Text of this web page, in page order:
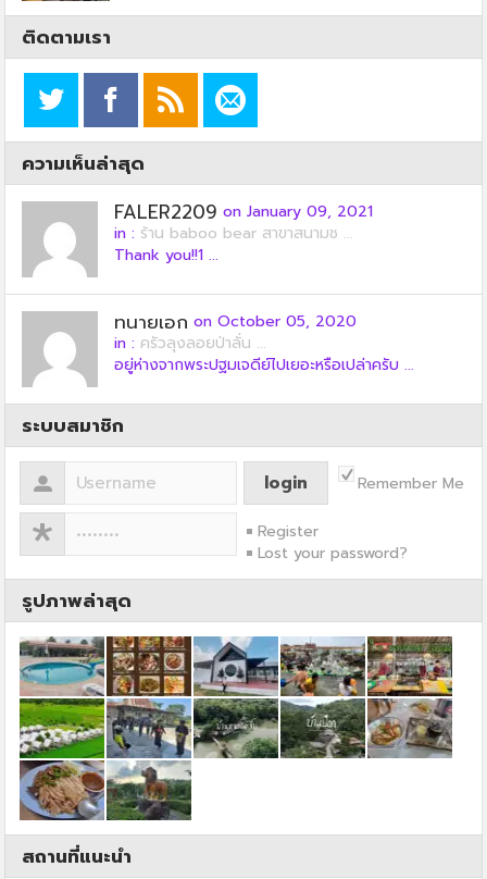
ติดตามเรา
ความเห็นล่าสุด
FALER2209 on January 09, 2021
in : ร้าน baboo bear สาขาสนามช ...
Thank you!!1 ...
ทนายเอก on October 05, 2020
in : ครัวลุงลอยป่าลั่น ...
อยู่ห่างจากพระปฐมเจดีย์ไปเยอะหรือเปล่าครับ ...
ระบบสมาชิก
Remember Me
Register
Lost your password?
รูปภาพล่าสุด
สถานที่แนะนำ